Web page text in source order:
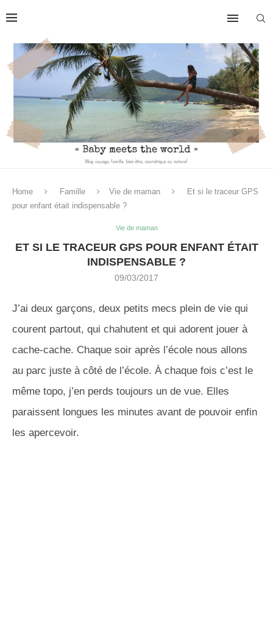
Home Famille Vie de maman
Et si le traceur GPS
pour enfant était indispensable ?
Vie de maman
ET SI LE TRACEUR GPS POUR ENFANT ÉTAIT
INDISPENSABLE ?
09/03/2017
J’ai deux garçons, deux petits mecs plein de vie qui
courent partout, qui chahutent et qui adorent jouer à
cache-cache. Chaque soir après l’école nous allons
au parc juste à côté de l’école. À chaque fois c’est le
même topo, j’en perds toujours un de vue. Elles
paraissent longues les minutes avant de pouvoir enfin
les apercevoir.